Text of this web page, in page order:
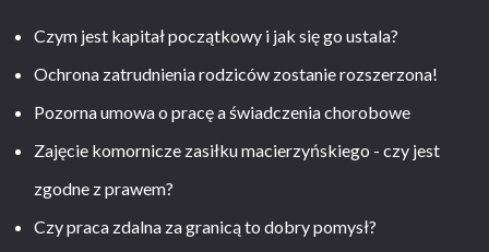
Czym jest kapitał początkowy i jak się go ustala?
Ochrona zatrudnienia rodziców zostanie rozszerzona!
Pozorna umowa o pracę a świadczenia chorobowe
Zajęcie komornicze zasiłku macierzyńskiego - czy jest
zgodne z prawem?
Czy praca zdalna za granicą to dobry pomysł?